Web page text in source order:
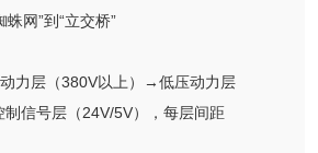
网”到“立交桥”
力层（380V以上）→低压动力层
制信号层（24V/5V），每层间距